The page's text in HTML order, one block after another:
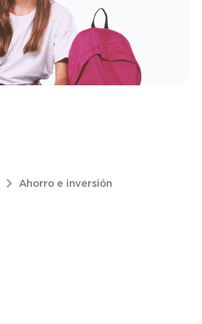
Ahorro e inversión